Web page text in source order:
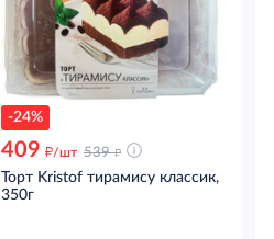
-24%
409 д/шт 539 д
Торт Kristof тирамису классик,
350г